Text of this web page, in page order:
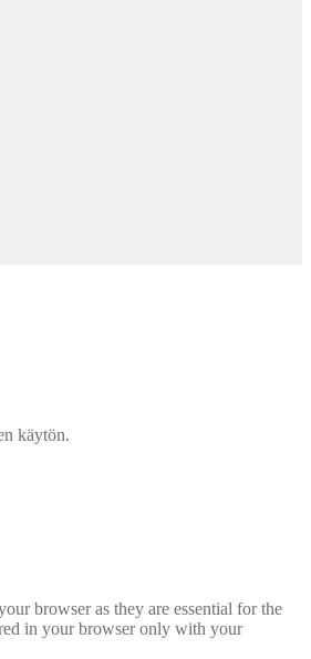
käytön.
browser as they are essential for the
in your browser only with your